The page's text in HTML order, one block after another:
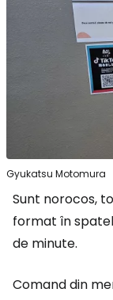
Gyukatsu Motomura
Sunt norocos,
format în
de minute.
Comand din